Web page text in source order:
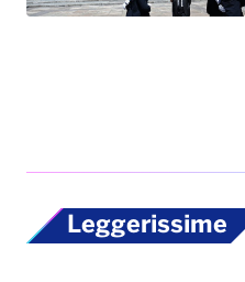
Leggerissime